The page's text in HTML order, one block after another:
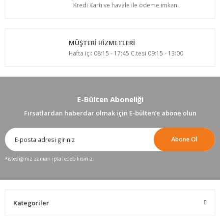
Kredi Kartı ve havale ile ödeme imkanı
MÜŞTERİ HİZMETLERİ
Hafta içi: 08:15 - 17:45 C.tesi 09:15 - 13:00
E-Bülten Aboneliği
Fırsatlardan haberdar olmak için E-bülten’e abone olun
Abone Ol
*istediğiniz zaman iptal edebilirsiniz.
Kategoriler